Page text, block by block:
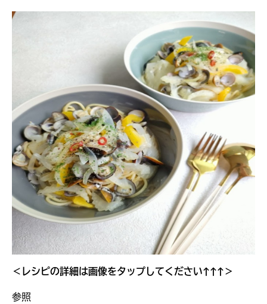
＜レシピの詳細は画像をタップしてください↑↑↑＞
参照